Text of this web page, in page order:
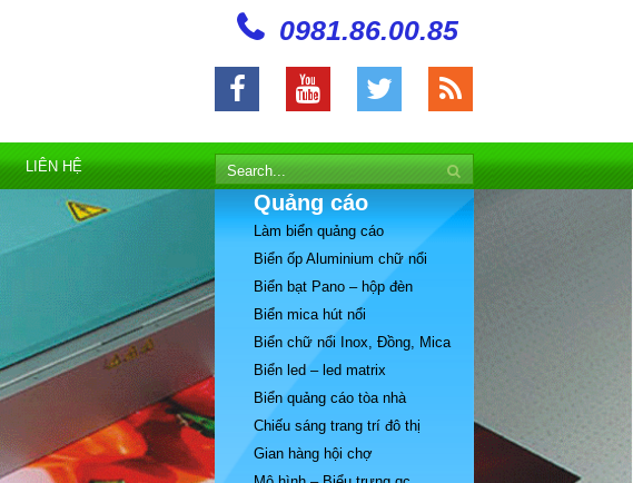
0981.86.00.85
LIÊN HỆ
Quảng cáo
Làm biển quảng cáo
Biển ốp Aluminium chữ nổi
Biển bạt Pano – hộp đèn
Biển mica hút nổi
Biển chữ nổi Inox, Đồng, Mica
Biển led – led matrix
Biển quảng cáo tòa nhà
Chiếu sáng trang trí đô thị
Gian hàng hội chợ